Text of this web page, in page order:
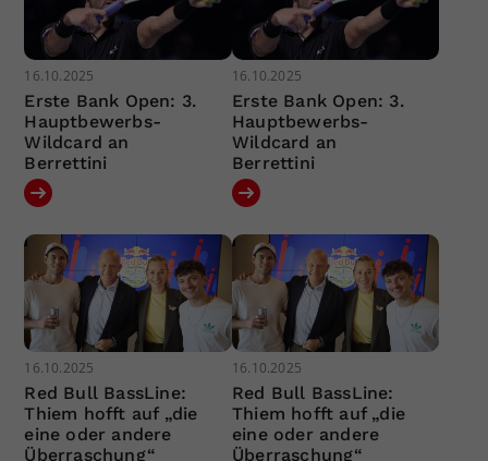
16.10.2025
Erste Bank Open: 3.
Hauptbewerbs-
Wildcard an
Berrettini
16.10.2025
Erste Bank Open: 3.
Hauptbewerbs-
Wildcard an
Berrettini
16.10.2025
Red Bull BassLine:
Thiem hofft auf „die
eine oder andere
Überraschung“
16.10.2025
Red Bull BassLine:
Thiem hofft auf „die
eine oder andere
Überraschung“